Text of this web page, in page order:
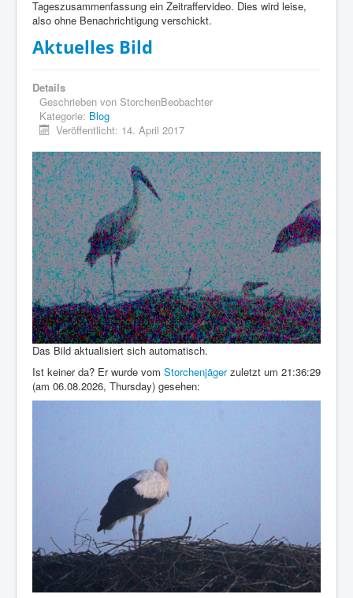
Tageszusammenfassung ein Zeitraffervideo. Dies wird leise,
also ohne Benachrichtigung verschickt.
Aktuelles Bild
Details
Geschrieben von StorchenBeobachter
Kategorie: Blog
Veröffentlicht: 14. April 2017
Das Bild aktualisiert sich automatisch.
Ist keiner da? Er wurde vom Storchenjägerzuletzt um 21:36:29
(am 06.08.2026, Thursday) gesehen: